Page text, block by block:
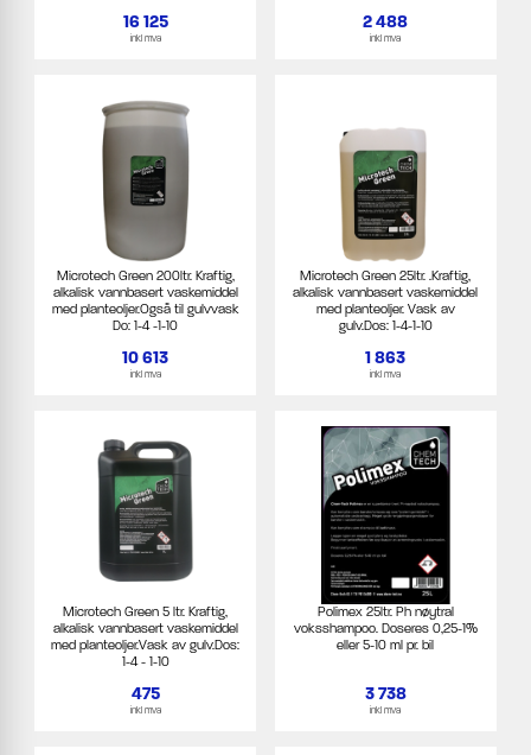
16 125
inkl mva
2 488
inkl mva
Microtech Green 200ltr. Kraftig,
alkalisk vannbasert vaskemiddel
med planteoljer.Også til gulvvask
Do: 1-4 -1-10
10 613
inkl mva
Microtech Green 25ltr. .Kraftig,
alkalisk vannbasert vaskemiddel
med planteoljer. Vask av
gulv.Dos: 1-4-1-10
1 863
inkl mva
Microtech Green 5 ltr. Kraftig,
alkalisk vannbasert vaskemiddel
med planteoljer.Vask av gulv.Dos:
1-4 - 1-10
475
inkl mva
Polimex 25ltr. Ph nøytral
voksshampoo. Doseres 0,25-1%
eller 5-10 ml pr. bil
3 738
inkl mva